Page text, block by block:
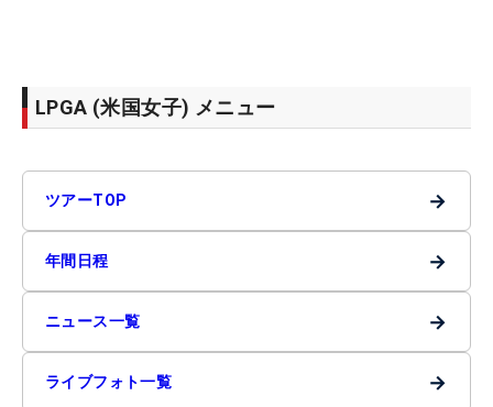
LPGA (米国女子) メニュー
ツアーTOP →
年間日程 →
ニュース一覧 →
ライブフォト一覧 →